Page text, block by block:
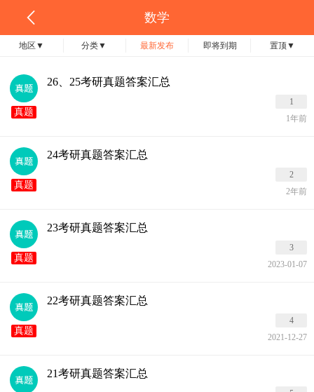
数学
地区 ▼ 分类▼ 最新发布 即将到期 置顶▼
真题
26、25考研真题答案汇总
1
1年前
真题
24考研真题答案汇总
2
2年前
真题
23考研真题答案汇总
3
2023-01-07
真题
22考研真题答案汇总
4
2021-12-27
21考研真题答案汇总